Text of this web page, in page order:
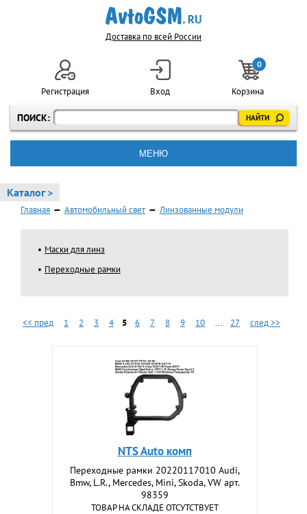
Доставка по всей России
ПОИСК:
Регистрация Вход
0
Корзина
МЕНЮ
Каталог >
Главная — Автомобильный свет — Линзованные модули
Маски для линз
Переходные рамки
<< пред 1 2 3 4 5 6 7 8 9 10 ... 27 след >>
NTS Auto комп
Переходные рамки 20220117010 Audi,
Bmw, L.R., Mercedes, Mini, Skoda, VW арт.
98359
ТОВАР НА СКЛАДЕ ОТСУТСТВУЕТ